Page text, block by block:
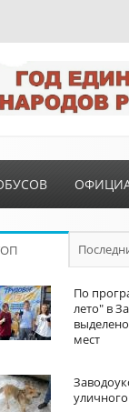
По
лето" в
мест